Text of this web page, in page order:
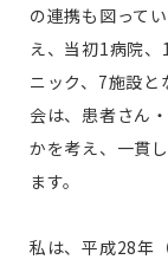
の連携も図って
え、当初1病院
ニック、7施設と
会は、患者さん
かを考え、一貫
ます。
私は、平成28年